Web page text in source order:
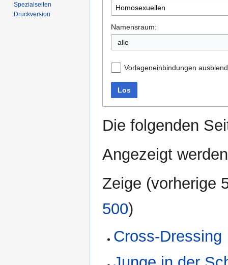
Namensraum:
alle
Vorlageneinbindungen
Los
Die folgenden
Angezeigt
Zeige (vorherige
500)
Cross-Dressing
Spezialseiten
Druckversion